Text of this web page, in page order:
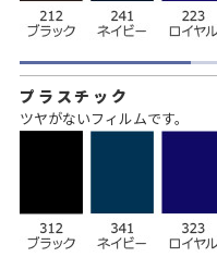
プラスチック
ツヤがないフィルムです。